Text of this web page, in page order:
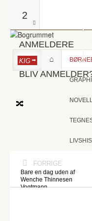
2
ANMELDERE
BLIV
KIG
FORRIGE
Bare en dag uden af
Wenche Thinnesen
Vogtmann